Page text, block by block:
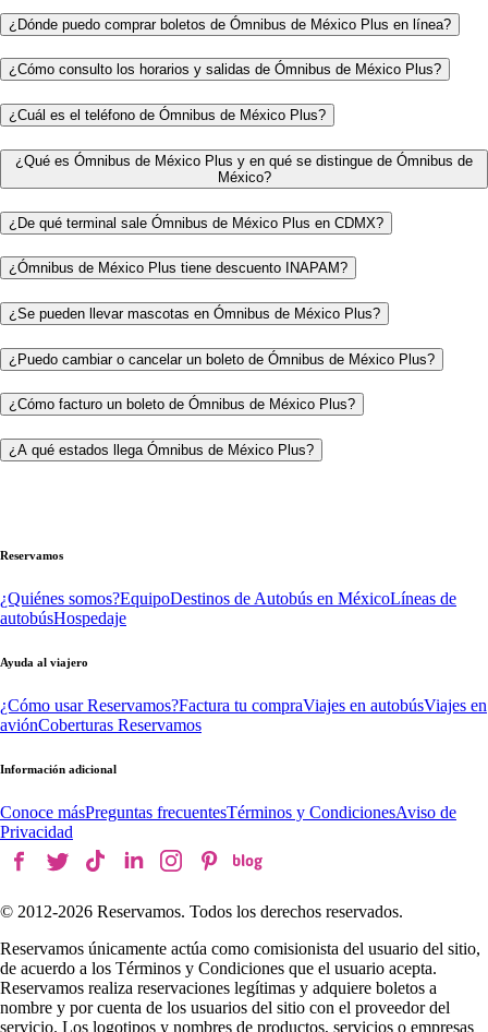
¿Dónde puedo comprar boletos de Ómnibus de México Plus en línea?
¿Cómo consulto los horarios y salidas de Ómnibus de México Plus?
¿Cuál es el teléfono de Ómnibus de México Plus?
¿Qué es Ómnibus de México Plus y en qué se distingue de Ómnibus de
México?
¿De qué terminal sale Ómnibus de México Plus en CDMX?
¿Ómnibus de México Plus tiene descuento INAPAM?
¿Se pueden llevar mascotas en Ómnibus de México Plus?
¿Puedo cambiar o cancelar un boleto de Ómnibus de México Plus?
¿Cómo facturo un boleto de Ómnibus de México Plus?
¿A qué estados llega Ómnibus de México Plus?
Reservamos
¿Quiénes somos?EquipoDestinos de Autobús en MéxicoLíneas de
autobúsHospedaje
Ayuda al viajero
¿Cómo usar Reservamos?Factura tu compraViajes en autobúsViajes en
aviónCoberturas Reservamos
Información adicional
Conoce másPreguntas frecuentesTérminos y CondicionesAviso de
Privacidad
© 2012-2026 Reservamos. Todos los derechos reservados.
Reservamos únicamente actúa como comisionista del usuario del sitio,
de acuerdo a los Términos y Condiciones que el usuario acepta.
Reservamos realiza reservaciones legítimas y adquiere boletos a
nombre y por cuenta de los usuarios del sitio con el proveedor del
servicio. Los logotipos y nombres de productos, servicios o empresas